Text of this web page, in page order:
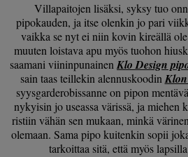
Villapaitojen lisäksi, syksy tuo
pipokauden, ja itse olenkin jo pari
vaikka se nyt ei niin kovin kireällä
muuten loistava apu myös tuohon
saamani viininpunainen Klo Design
sain taas teillekin alennuskoodin
syysgarderobissanne on pipon
nykyisin jo useassa värissä, ja miehen
ristiin vähän sen mukaan, minkä
olemaan. Sama pipo kuitenkin sopii
tarkoittaa sitä, että myös